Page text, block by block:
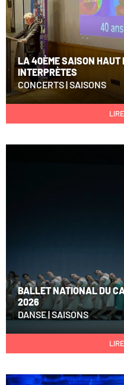
LA 40ÈME SAISON HAUT
INTERPRÈTES
CONCERTS|SAISONS
BALLET NATIONAL DU
2026
DANSE|SAISONS